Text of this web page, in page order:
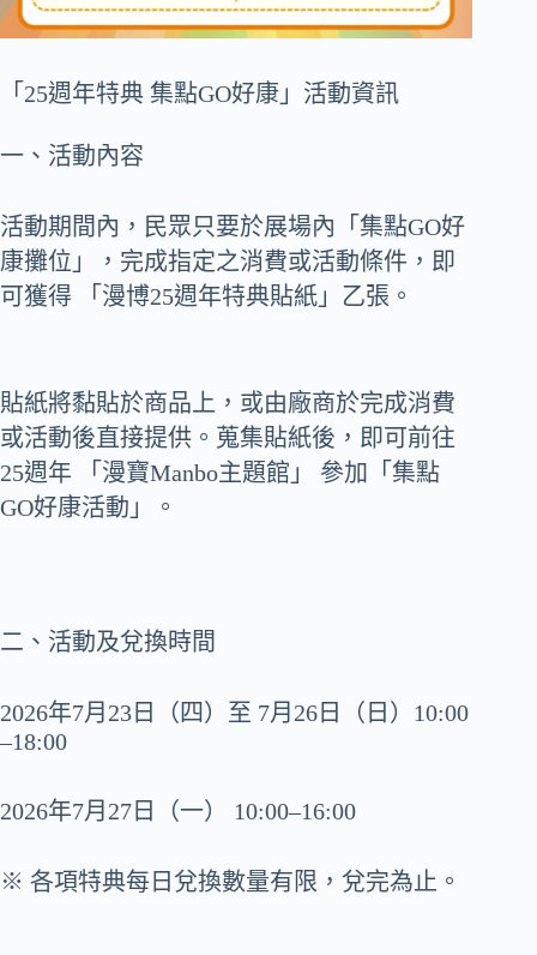
「25週年特典 集點GO好康」活動資訊
一、活動內容
活動期間內，民眾只要於展場內「集點GO好
康攤位」，完成指定之消費或活動條件，即
可獲得 「漫博25週年特典貼紙」乙張。
貼紙將黏貼於商品上，或由廠商於完成消費
或活動後直接提供。蒐集貼紙後，即可前往
25週年 「漫寶Manbo主題館」 參加「集點
GO好康活動」。
二、活動及兌換時間
2026年7月23日（四）至 7月26日（日）10:00
–18:00
2026年7月27日（一） 10:00–16:00
※ 各項特典每日兌換數量有限，兌完為止。